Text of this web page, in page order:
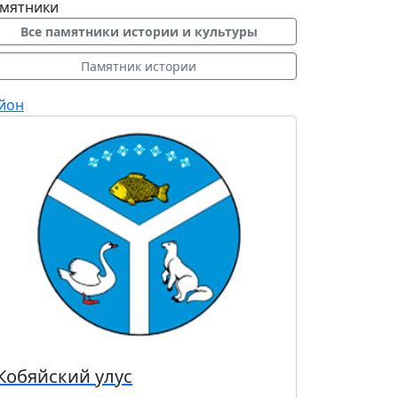
Все памятники истории и культуры
Памятник истории
улус